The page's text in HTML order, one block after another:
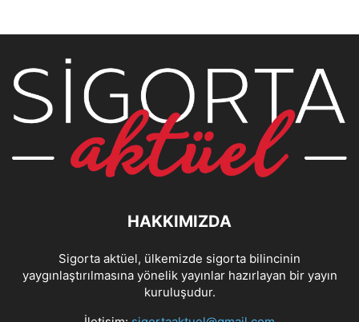
HAKKIMIZDA
Sigorta aktüel, ülkemizde sigorta bilincinin
yaygınlaştırılmasına yönelik yayınlar hazırlayan bir yayın
kuruluşudur.